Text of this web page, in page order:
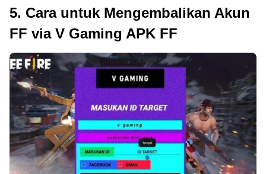
5. Cara untuk Mengembalikan Akun
FF via V Gaming APK FF